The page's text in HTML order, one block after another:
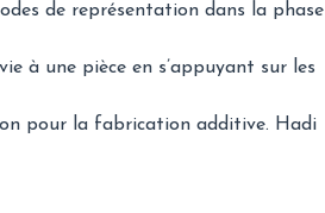
de représentation dans la phase
à une pièce en s’appuyant sur les
pour la fabrication additive. Hadi